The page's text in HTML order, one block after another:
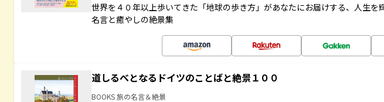
世界を４０年以上歩いてきた「地球の歩き方」があなたにお届けする、人生を
名言と癒やしの絶景集
道しるべとなるドイツのことばと絶景１００
BOOKS 旅の名言＆絶景